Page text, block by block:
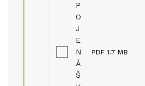
P
O
J
E
N
Á
Š
PDF 1.7 MB